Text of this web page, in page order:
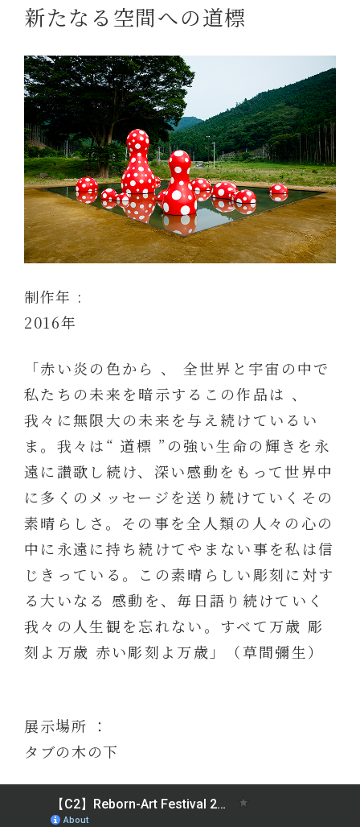
新たなる空間への道標
制作年 :
2016年
「赤い炎の色から 、 全世界と宇宙の中で
私たちの未来を暗示するこの作品は 、
我々に無限大の未来を与え続けているい
ま。我々は“ 道標 ”の強い生命の輝きを永
遠に讃歌し続け、深い感動をもって世界中
に多くのメッセージを送り続けていくその
素晴らしさ。その事を全人類の人々の心の
中に永遠に持ち続けてやまない事を私は信
じきっている。この素晴らしい彫刻に対す
る大いなる 感動を、毎日語り続けていく
我々の人生観を忘れない。すべて万歳 彫
刻よ万歳 赤い彫刻よ万歳」（草間彌生）
展示場所 ：
タブの木の下